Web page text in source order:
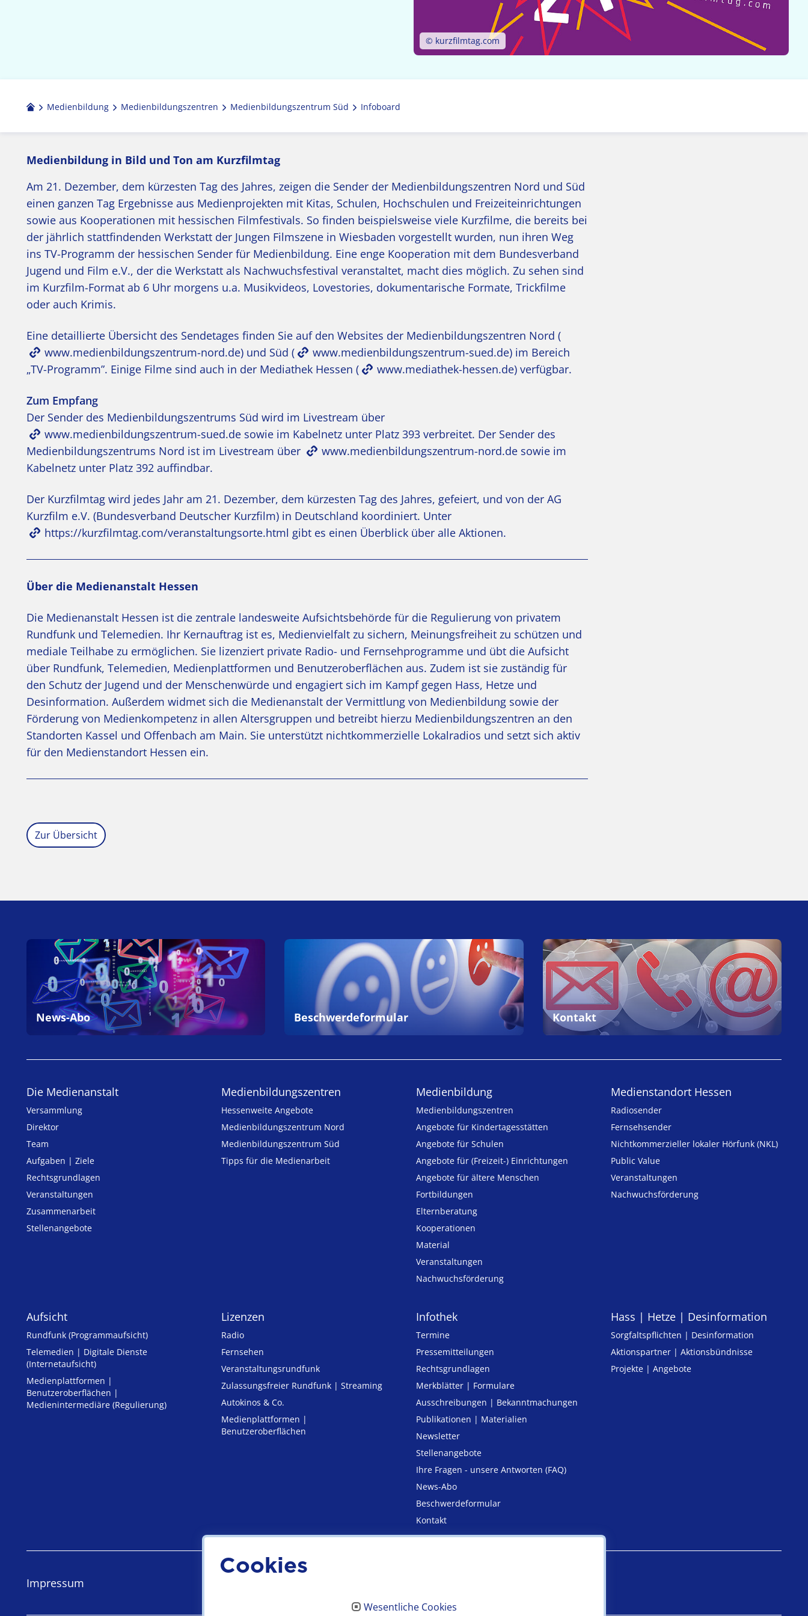
© kurzfilmtag.com
Medienbildung Medien­bildungs­zentren Medienbildungszentrum Süd Infoboard
Medienbildung in Bild und Ton am Kurzfilmtag
Am 21. Dezember, dem kürzesten Tag des Jahres, zeigen die Sender der Medienbildungszentren Nord und Süd
einen ganzen Tag Ergebnisse aus Medienprojekten mit Kitas, Schulen, Hochschulen und Freizeiteinrichtungen
sowie aus Kooperationen mit hessischen Filmfestivals. So finden beispielsweise viele Kurzfilme, die bereits bei
der jährlich stattfindenden Werkstatt der Jungen Filmszene in Wiesbaden vorgestellt wurden, nun ihren Weg
ins TV-Programm der hessischen Sender für Medienbildung. Eine enge Kooperation mit dem Bundesverband
Jugend und Film e.V., der die Werkstatt als Nachwuchsfestival veranstaltet, macht dies möglich. Zu sehen sind
im Kurzfilm-Format ab 6 Uhr morgens u.a. Musikvideos, Lovestories, dokumentarische Formate, Trickfilme
oder auch Krimis.
Eine detaillierte Übersicht des Sendetages finden Sie auf den Websites der Medienbildungszentren Nord (
www.medienbildungszentrum-nord.de) und Süd ( www.medienbildungszentrum-sued.de) im Bereich
„TV-Programm”. Einige Filme sind auch in der Mediathek Hessen (
www.mediathek-hessen.de) verfügbar.
Zum Empfang
Der Sender des Medienbildungszentrums Süd wird im Livestream über
www.medienbildungszentrum-sued.de sowie im Kabelnetz unter Platz 393 verbreitet. Der Sender des
Medienbildungszentrums Nord ist im Livestream über
www.medienbildungszentrum-nord.de sowie im
Kabelnetz unter Platz 392 auffindbar.
Der Kurzfilmtag wird jedes Jahr am 21. Dezember, dem kürzesten Tag des Jahres, gefeiert, und von der AG
Kurzfilm e.V. (Bundesverband Deutscher Kurzfilm) in Deutschland koordiniert. Unter
https://kurzfilmtag.com/veranstaltungsorte.html gibt es einen Überblick über alle Aktionen.
Über die Medienanstalt Hessen
Die Medienanstalt Hessen ist die zentrale landesweite Aufsichtsbehörde für die Regulierung von privatem
Rundfunk und Telemedien. Ihr Kernauftrag ist es, Medienvielfalt zu sichern, Meinungsfreiheit zu schützen und
mediale Teilhabe zu ermöglichen. Sie lizenziert private Radio- und Fernsehprogramme und übt die Aufsicht
über Rundfunk, Telemedien, Medienplattformen und Benutzeroberflächen aus. Zudem ist sie zuständig für
den Schutz der Jugend und der Menschenwürde und engagiert sich im Kampf gegen Hass, Hetze und
Desinformation. Außerdem widmet sich die Medienanstalt der Vermittlung von Medienbildung sowie der
Förderung von Medienkompetenz in allen Altersgruppen und betreibt hierzu Medienbildungszentren an den
Standorten Kassel und Offenbach am Main. Sie unterstützt nichtkommerzielle Lokalradios und setzt sich aktiv
für den Medienstandort Hessen ein.
Zur Übersicht
News-Abo Beschwerdeformular Kontakt
Die Medienanstalt
Versammlung
Direktor
Team
Aufgaben | Ziele
Rechtsgrundlagen
Veranstaltungen
Zusammenarbeit
Stellenangebote
Medien­bildungs­zentren
Hessenweite Angebote
Medienbildungszentrum Nord
Medienbildungszentrum Süd
Tipps für die Medienarbeit
Medienbildung
Medien­bildungs­zentren
Angebote für Kinder­tages­stätten
Angebote für Schulen
Angebote für (Freizeit-) Ein­rich­tungen
Angebote für ältere Menschen
Fortbildungen
Elternberatung
Kooperationen
Material
Veranstaltungen
Nachwuchsförderung
Medienstandort Hessen
Radiosender
Fernsehsender
Nicht­kommer­zieller lo­ka­ler Hör­funk (NKL)
Public Value
Veranstaltungen
Nachwuchsförderung
Aufsicht
Rundfunk (Programmaufsicht)
Telemedien | Digitale Dienste
(Internetaufsicht)
Medienplattformen |
Benutzeroberflächen |
Medienintermediäre (Regulierung)
Lizenzen
Radio
Fernsehen
Veranstaltungsrundfunk
Zulassungs­freier Rund­funk | Streaming
Autokinos & Co.
Medienplattformen |
Benutzeroberflächen
Infothek
Termine
Pressemitteilungen
Rechtsgrundlagen
Merkblätter | Formulare
Ausschreibungen | Bekanntmachungen
Publikationen | Materialien
Newsletter
Stellenangebote
Ihre Fragen - unsere Antworten (FAQ)
News-Abo
Beschwerdeformular
Kontakt
Hass | Hetze | Desinformation
Sorgfaltspflichten | Desinformation
Aktionspartner | Aktionsbündnisse
Projekte | Angebote
Impressum
Cookies
Wesentliche Cookies